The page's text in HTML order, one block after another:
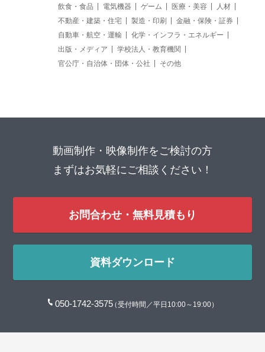
飲食・食品
電気機器 ゲーム 医療・美容
人材
不動産・建築・住宅
製造・印刷
金融・保険・証券
自動車・航空・運輸
化学・インフラ・エネルギー
出版・メディア
学校法人・教育機関
官公庁・自治体・団体・公社
その他
動画制作・映像制作をご検討の方
まずはお気軽にご相談ください！
お問合わせ・無料見積もり
資料ダウンロード
050-1742-3575（受付時間／平日10:00～19:00）